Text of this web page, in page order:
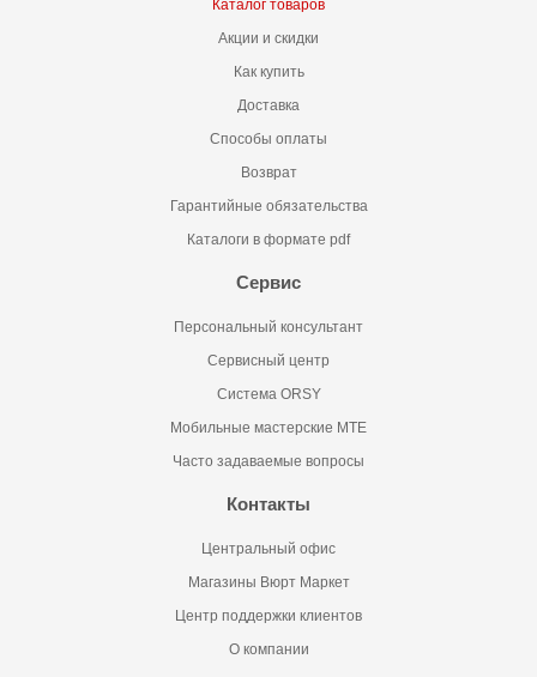
Каталог товаров
Акции и скидки
Как купить
Доставка
Способы оплаты
Возврат
Гарантийные обязательства
Каталоги в формате pdf
Сервис
Персональный консультант
Сервисный центр
Система ORSY
Мобильные мастерские MTE
Часто задаваемые вопросы
Контакты
Центральный офис
Магазины Вюрт Маркет
Центр поддержки клиентов
О компании